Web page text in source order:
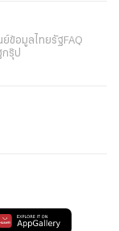
ย์ข้อมูลไทยรัฐFAQ
รุ๊ป